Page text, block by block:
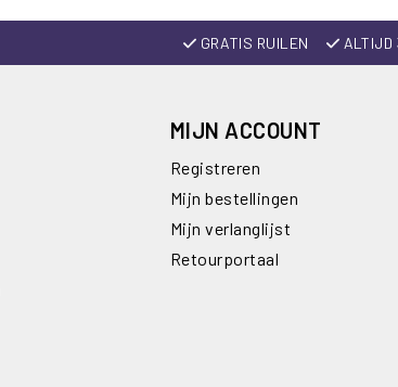
GRATIS RUILEN ALTIJD
MIJN ACCOUNT
Registreren
Mijn bestellingen
Mijn verlanglijst
Retourportaal